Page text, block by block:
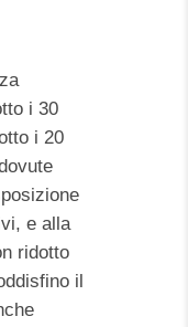
i 30
i 20
e alla
ridotto
il